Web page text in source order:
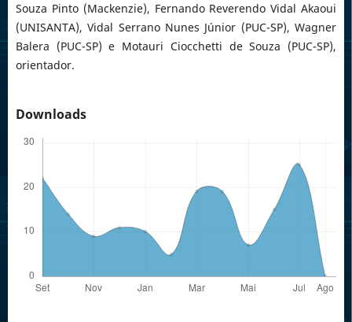
Souza Pinto (Mackenzie), Fernando Reverendo Vidal Akaoui
(UNISANTA), Vidal Serrano Nunes Júnior (PUC-SP), Wagner
Balera (PUC-SP) e Motauri Ciocchetti de Souza (PUC-SP),
orientador.
Downloads